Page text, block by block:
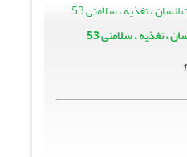
، تغذیه ، سلامتى 53